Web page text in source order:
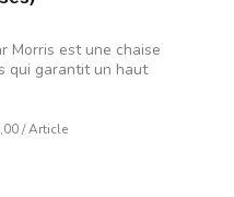
Morris est une chaise
qui garantit un haut
/ Article